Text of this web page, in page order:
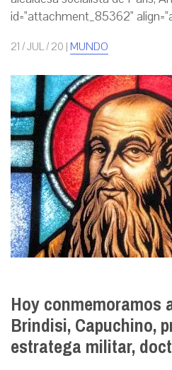
id="attachment_85362"
21 / JUL / 20 | MUNDO
Hoy conmemoramos
Brindisi, Capuchino,
estratega militar,